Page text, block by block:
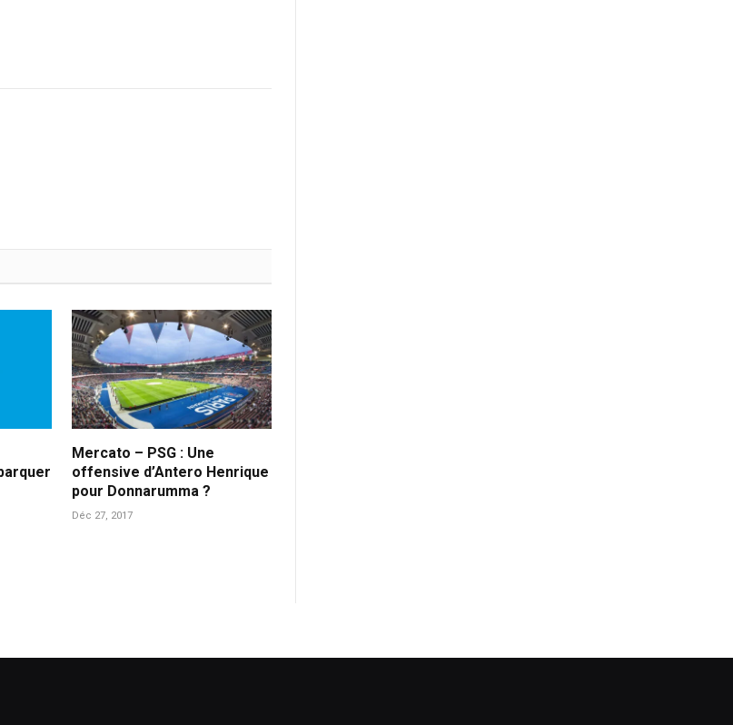
Mercato – PSG : Une
offensive d’Antero Henrique
pour Donnarumma ?
Déc 27, 2017